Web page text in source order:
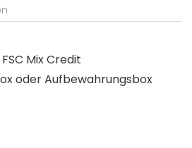
Mix Credit
oder Aufbewahrungsbox